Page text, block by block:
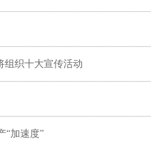
组织十大宣传活动
“加速度”